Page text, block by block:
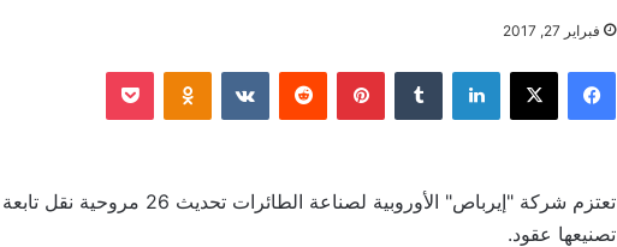
فبراير 27, 2017
فيسبوك لينكدإن بينتيريست
تعتزم شركة "إيرباص" الأوروبية لصناعة
تصنيعها عقود.